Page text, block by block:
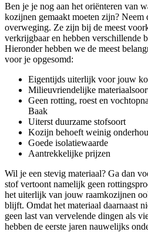
Ben je je nog aan het oriënteren van
kozijnen gemaakt moeten zijn? Neem
overweging. Ze zijn bij de meest
verkrijgbaar en hebben verschillende
Hieronder hebben we de meest
voor je opgesomd:
Eigentijds uiterlijk voor jouw
Milieuvriendelijke
Geen rotting, roest en
Baak
Uiterst duurzame stofsoort
Kozijn behoeft weinig
Goede isolatiewaarde
Aantrekkelijke prijzen
Wil je een stevig materiaal? Ga dan
stof vertoont namelijk geen
het uiterlijk van jouw raamkozijnen
blijft. Omdat het materiaal daarnaast
geen last van vervelende dingen als
hebben de eerste jaren nauwelijks